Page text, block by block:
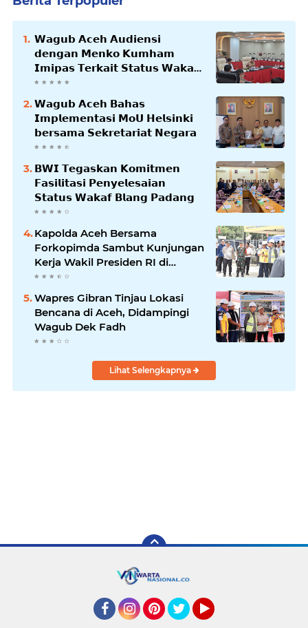
𝗪𝗮𝗴𝘂𝗯 𝗔𝗰𝗲𝗵 𝗔𝘂𝗱𝗶𝗲𝗻𝘀𝗶
𝗱𝗲𝗻𝗴𝗮𝗻 𝗠𝗲𝗻𝗸𝗼 𝗞𝘂𝗺𝗵𝗮𝗺
𝗜𝗺𝗶𝗽𝗮𝘀 𝗧𝗲𝗿𝗸𝗮𝗶𝘁 𝗦𝘁𝗮𝘁𝘂𝘀 𝗪𝗮𝗸𝗮𝗳
𝗕𝗹𝗮𝗻𝗴𝗽𝗮𝗱𝗮𝗻𝗴
𝗪𝗮𝗴𝘂𝗯 𝗔𝗰𝗲𝗵 𝗕𝗮𝗵𝗮𝘀
𝗜𝗺𝗽𝗹𝗲𝗺𝗲𝗻𝘁𝗮𝘀𝗶 𝗠𝗼𝗨 𝗛𝗲𝗹𝘀𝗶𝗻𝗸𝗶
𝗯𝗲𝗿𝘀𝗮𝗺𝗮 𝗦𝗲𝗸𝗿𝗲𝘁𝗮𝗿𝗶𝗮𝘁 𝗡𝗲𝗴𝗮𝗿𝗮
𝗕𝗪𝗜 𝗧𝗲𝗴𝗮𝘀𝗸𝗮𝗻 𝗞𝗼𝗺𝗶𝘁𝗺𝗲𝗻
𝗙𝗮𝘀𝗶𝗹𝗶𝘁𝗮𝘀𝗶 𝗣𝗲𝗻𝘆𝗲𝗹𝗲𝘀𝗮𝗶𝗮𝗻
𝗦𝘁𝗮𝘁𝘂𝘀 𝗪𝗮𝗸𝗮𝗳 𝗕𝗹𝗮𝗻𝗴 𝗣𝗮𝗱𝗮𝗻𝗴
Kapolda Aceh Bersama
Forkopimda Sambut Kunjungan
Kerja Wakil Presiden RI di
Kabupaten Bireuen
Wapres Gibran Tinjau Lokasi
Bencana di Aceh, Didampingi
Wagub Dek Fadh
Lihat Selengkapnya